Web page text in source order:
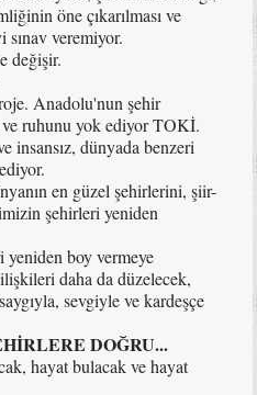
öne çıkarılması ve
sınav veremiyor.
değişir.
Anadolu'nun şehir
ruhunu yok ediyor TOKİ.
insansız, dünyada benzeri
en güzel şehirlerini, şiir-
şehirleri yeniden
boy vermeye
daha da düzelecek,
sevgiyle ve kardeşçe
DOĞRU...
hayat bulacak ve hayat